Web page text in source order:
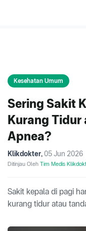
Kesehatan Umum
Sering Sakit
Kurang Tidur
Apnea?
Klikdokter, 05 Jun 2026
Ditinjau Oleh Tim Medis
Sakit kepala di pagi
kurang tidur atau